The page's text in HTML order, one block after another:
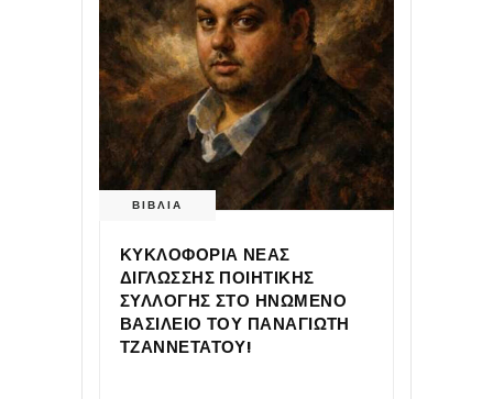
ΒΙΒΛΙΑ
ΚΥΚΛΟΦΟΡΙΑ ΝΕΑΣ
ΔΙΓΛΩΣΣΗΣ ΠΟΙΗΤΙΚΗΣ
ΣΥΛΛΟΓΗΣ ΣΤΟ ΗΝΩΜΕΝΟ
ΒΑΣΙΛΕΙΟ ΤΟΥ ΠΑΝΑΓΙΩΤΗ
ΤΖΑΝΝΕΤΑΤΟΥ!